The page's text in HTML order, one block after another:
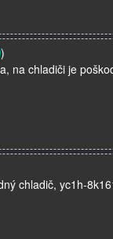
)
na chladiči je
chladič, yc1h-